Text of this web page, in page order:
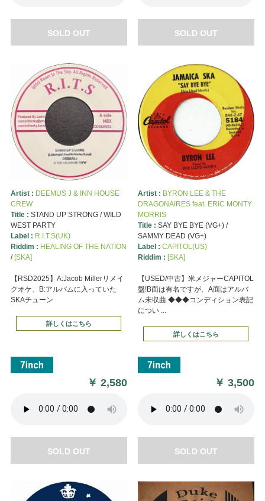
SOLD OUT SOLD OUT
Artist : DEEMUS J & INN HOUSE
CREW
Title : STAND UP STRONG / WILD
WEST PARTY
Label : R.I.T.S(UK)
Riddim : HEALING OF THE NATION
/[SKA]
【RSD2025】A:Jacob Millerリメイ
クオケ、B:アルバムに入っていた
SKAチューン
詳しくはこちら
￥2,580
SOLD OUT
Artist : BYRON LEE & THE
DRAGONAIRES feat. ERIC MONTY
MORRIS
Title : SAY BYE BYE (VG+) /
SAMMY DEAD (VG+)
Label : CAPITOL(US)
Riddim : [SKA]
【USED/中古】米メジャーCAPITOL
盤!B面は有名ですが、A面はアルバ
ム未収曲 ◆◆◆コンディション表記
につい ...
詳しくはこちら
￥3,500
SOLD OUT